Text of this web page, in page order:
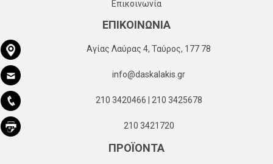
Επικοινωνία
ΕΠΙΚΟΙΝΩΝΙΑ
Αγίας Λαύρας 4, Ταύρος, 177 78
info@daskalakis.gr
210 3420466 | 210 3425678
210 3421720
ΠΡΟΪΟΝΤΑ